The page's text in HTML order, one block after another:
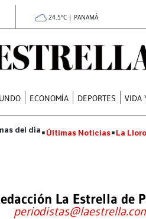
24.5°C | PANAMÁ
ECONOMÍA DEPORTES VIDA
Últimas Noticias La
La Estrella de